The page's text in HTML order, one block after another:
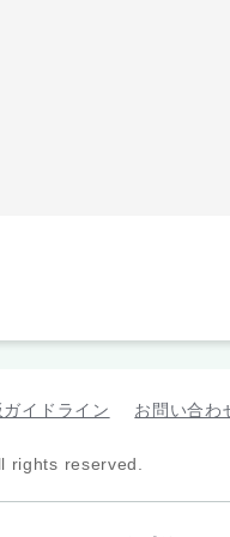
イドライン お問い合わ
rights reserved.